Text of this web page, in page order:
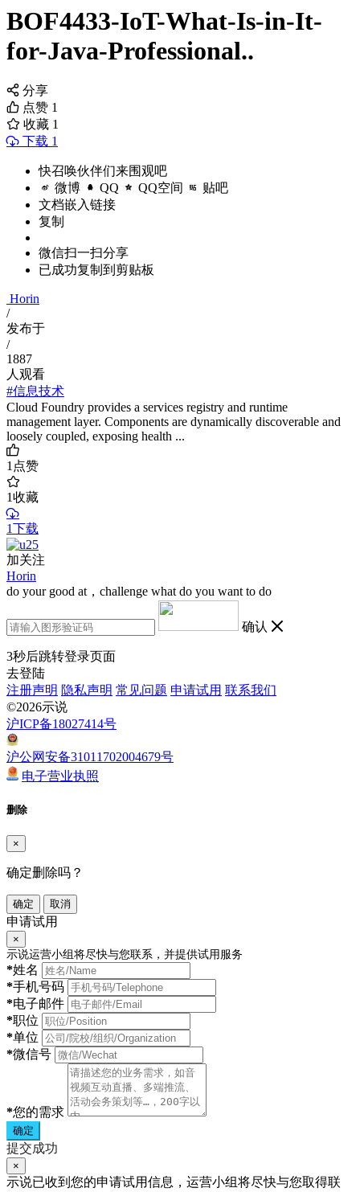
BOF4433-IoT-What-Is-in-It-
for-Java-Professional..
分享
点赞 1
收藏 1
下载 1
快召唤伙伴们来围观吧
微博 QQ QQ空间 贴吧
文档嵌入链接
复制
微信扫一扫分享
已成功复制到剪贴板
Horin
/
发布于
/
1887
人观看
#信息技术
Cloud Foundry provides a services registry and runtime
management layer. Components are dynamically discoverable and
loosely coupled, exposing health ...
1点赞
1收藏
1下载
加关注
Horin
do your good at，challenge what do you want to do
确认
3秒后跳转登录页面
去登陆
注册声明 隐私声明 常见问题 申请试用 联系我们
©2026示说
沪ICP备18027414号
沪公网安备31011702004679号
电子营业执照
删除
×
确定删除吗？
确定 取消
申请试用
×
示说运营小组将尽快与您联系，并提供试用服务
*姓名
*手机号码
*电子邮件
*职位
*单位
*微信号
*您的需求
确定
提交成功
×
示说已收到您的申请试用信息，运营小组将尽快与您取得联